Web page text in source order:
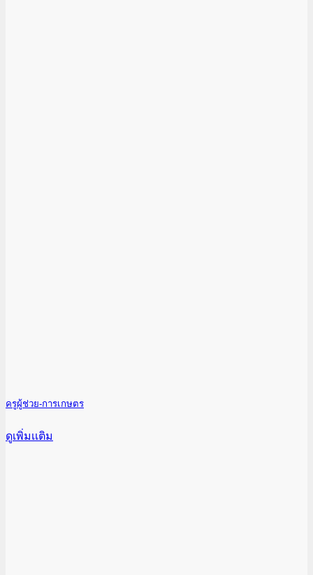
ครูผู้ช่วย-การเกษตร
ดูเพิ่มเเติม